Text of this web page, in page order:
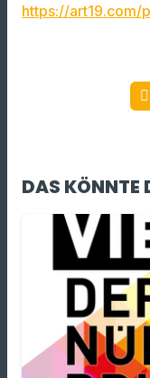
https://
DAS KÖNNTE